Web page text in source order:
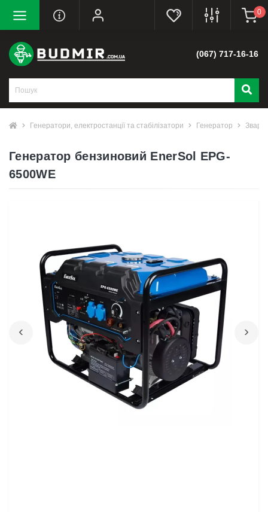
0
(067) 717-16-16
Генератори, електростанції та стабілізатори Генератор
Генератор бензиновий EnerSol EPG-
6500WE
‹ ›